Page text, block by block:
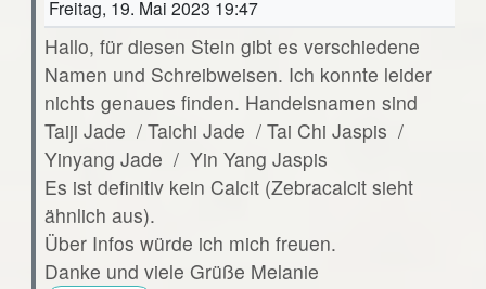
Freitag, 19. Mai 2023 19:47
Hallo, für diesen Stein gibt es verschiedene
Namen und Schreibweisen. Ich konnte leider
nichts genaues finden. Handelsnamen sind
Taiji Jade / Taichi Jade / Tai Chi Jaspis /
Yinyang Jade / Yin Yang Jaspis
Es ist definitiv kein Calcit (Zebracalcit sieht
ähnlich aus).
Über Infos würde ich mich freuen.
Danke und viele Grüße Melanie